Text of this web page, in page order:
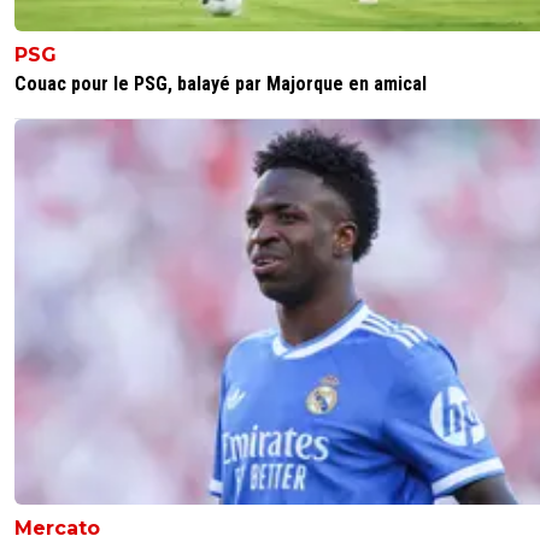
PSG
Couac pour le PSG, balayé par Majorque en amical
Mercato